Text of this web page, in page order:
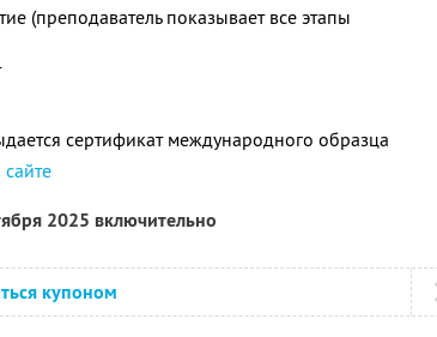
(преподаватель показывает все этапы
сертификат международного образца
сайте
2025 включительно
купоном